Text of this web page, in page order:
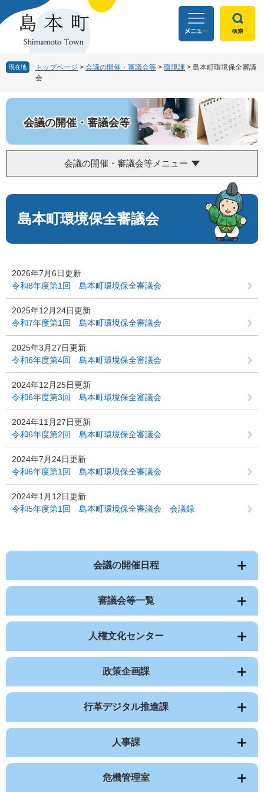
ー
。
ニ
て
へ
現在地 トップページ > 会議の開催・審議会等 > 環境課 > 島本町環境保全審議
会
会議の開催・審議会等
会議の開催・審議会等メニュー
文
島本町環境保全審議会
2026年7月6日更新
令和8年度第1回 島本町環境保全審議会
2025年12月24日更新
令和7年度第1回 島本町環境保全審議会
2025年3月27日更新
令和6年度第4回 島本町環境保全審議会
2024年12月25日更新
令和6年度第3回 島本町環境保全審議会
2024年11月27日更新
令和6年度第2回 島本町環境保全審議会
2024年7月24日更新
令和6年度第1回 島本町環境保全審議会
2024年1月12日更新
令和5年度第1回 島本町環境保全審議会 会議録
会議の開催日程
審議会等一覧
人権文化センター
政策企画課
行革デジタル推進課
人事課
危機管理室